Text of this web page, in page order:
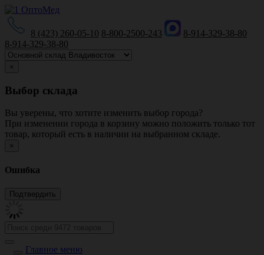
8 (423) 260-05-10 8-800-2500-243
8-914-329-38-80
8-914-329-38-80
×
Выбор склада
Вы уверены, что хотите изменить выбор города?
При изменении города в корзину можно положить только тот
товар, который есть в наличии на выбранном складе.
×
Ошибка
Главное меню